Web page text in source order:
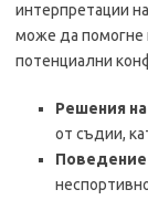
интерпретации
може да помогне
потенциални
Решения
от съдии,
Поведение